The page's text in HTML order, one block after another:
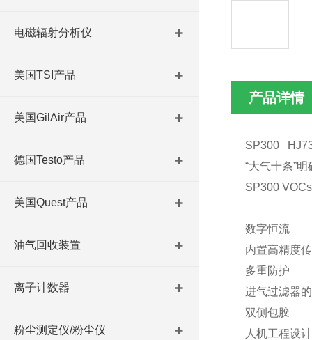
电磁辐射分析仪
美国TSI产品
美国GilAir产品
德国Testo产品
美国Quest产品
油气回收装置
离子计数器
粉尘测定仪/粉尘仪
产品详情
SP300
“大气十条”
SP300
数字恒流
内置高精度
多重防护
进气过滤器
双侧包胶
人机工程设